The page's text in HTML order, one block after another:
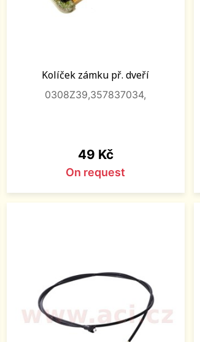
Kolíček zámku př. dveří
0308Z39,357837034,
Price
49 Kč
On request